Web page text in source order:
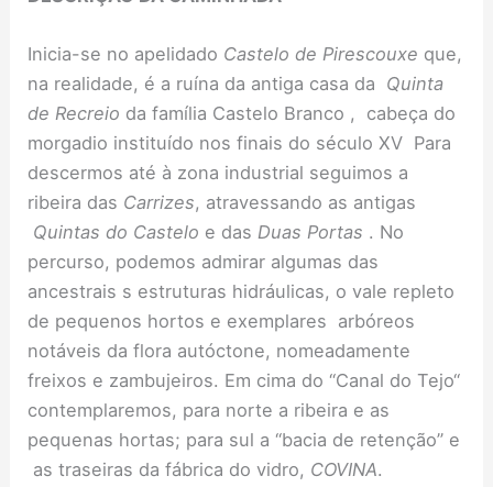
Inicia-se no apelidado Castelo de Pirescouxe que,
na realidade, é a ruína da antiga casa da Quinta
de Recreio da família Castelo Branco , cabeça do
morgadio instituído nos finais do século XV Para
descermos até à zona industrial seguimos a
ribeira das Carrizes, atravessando as antigas
Quintas do Castelo e dasDuas Portas . No
percurso, podemos admirar algumas das
ancestrais s estruturas hidráulicas, o vale repleto
de pequenos hortos e exemplares arbóreos
notáveis da flora autóctone, nomeadamente
freixos e zambujeiros. Em cima do “Canal do Tejo“
contemplaremos, para norte a ribeira e as
pequenas hortas; para sul a “bacia de retenção” e
as traseiras da fábrica do vidro, COVINA.